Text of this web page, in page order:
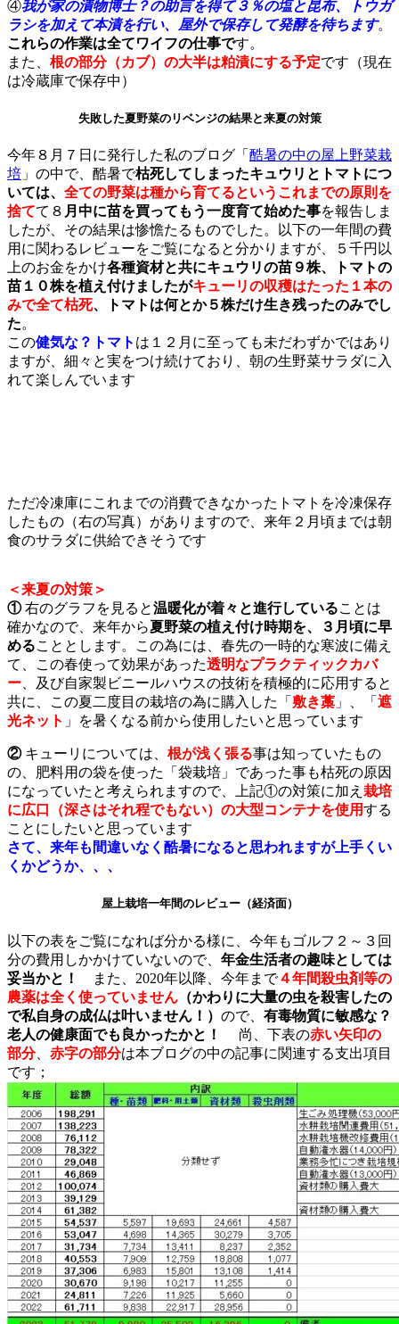
④我が家の漬物博士？の助言を得て３％の塩と昆布、トウガ
ラシを加えて本漬を行い、屋外で保存して発酵を待ちます。
これらの作業は全てワイフの仕事です。
また、 根の部分（カブ）の大半は粕漬にする予定です（現在
は冷蔵庫で保存中）
失敗した夏野菜のリベンジの結果と来夏の対策
今年８月７日に発行した私のブログ「 酷暑の中の屋上野菜栽
培 」の中で、酷暑で枯死してしまったキュウリとトマトにつ
いては、 全ての野菜は種から育てるというこれまでの原則を
捨てて８ 月中に苗を買ってもう一度育て始めた事を報告しま
したが、その結果は惨憺たるものでした。以下の一年間の費
用に関わるレビューをご覧になると分かりますが、５千円以
上のお金をかけ各種資材と共にキュウリの苗９株、トマトの
苗１０株を植え付けましたがキューリの収穫はたった１本の
みで全て枯死、トマトは何とか５株だけ生き残ったのみでし
た。
この健気な？トマト は１２月に至っても未だわずかではあり
ますが、細々と実をつけ続けており、朝の生野菜サラダに入
れて楽しんでいます
ただ冷凍庫にこれまでの消費できなかったトマトを冷凍保存
したもの（右の写真）がありますので、来年２月頃までは朝
食のサラダに供給できそうです
＜来夏の対策＞
①右のグラフを見ると温暖化が着々と進行していることは
確かなので、来年から夏野菜の植え付け時期を、３月頃に早
めることとします。この為には、春先の一時的な寒波に備え
て、この春使って効果があった透明なプラクティックカバ
ー 、及び自家製ビニールハウスの技術を積極的に応用すると
共に、この夏二度目の栽培の為に購入した「 敷き藁 」、「 遮
光ネット 」を暑くなる前から使用したいと思っています
②キューリについては、 根が浅く張る事は知っていたもの
の、肥料用の袋を使った「袋栽培」であった事も枯死の原因
になっていたと考えられますので、上記①の対策に加え 栽培
に広口（深さはそれ程でもない）の大型コンテナを使用する
ことにしたいと思っています
さて、来年も間違いなく酷暑になると思われますが上手くい
くかどうか、、、
屋上栽培一年間のレビュー（経済面）
以下の表をご覧になれば分かる様に、今年もゴルフ２～３回
分の費用しかかけていないので、 年金生活者の趣味としては
妥当かと！
また、2020年以降、今年まで４年間殺虫剤等の
農薬は全く使っていません （かわりに大量の虫を殺害したの
で私自身の成仏は叶いません！） ので、 有毒物質に敏感な？
老人の健康面でも良かったかと！ 尚、下表の赤い矢印の
部分、 赤字の部分は本ブログの中の記事に関連する支出項目
です；